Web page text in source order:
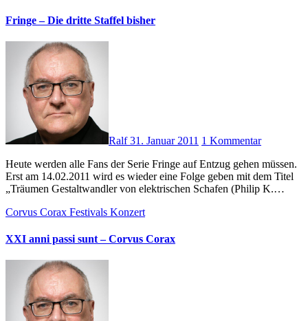
Fringe – Die dritte Staffel bisher
Ralf31. Januar 2011 1 Kommentar
Heute werden alle Fans der Serie Fringe auf Entzug gehen müssen.
Erst am 14.02.2011 wird es wieder eine Folge geben mit dem Titel
„Träumen Gestaltwandler von elektrischen Schafen (Philip K.…
Corvus Corax Festivals Konzert
XXI anni passi sunt – Corvus Corax